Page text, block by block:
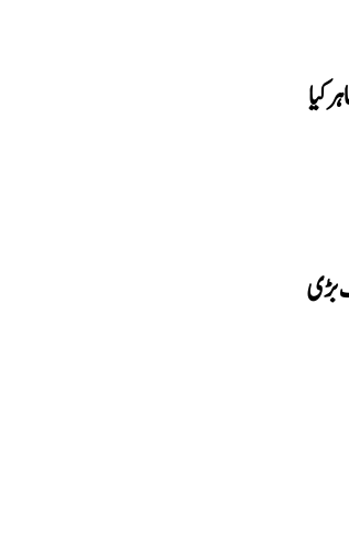
کیا
بڑی